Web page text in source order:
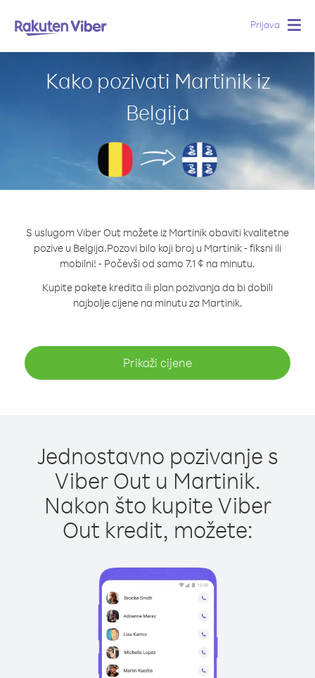
Prijava
Kako pozivati Martinik iz
Belgija
S uslugom Viber Out možete iz Martinik obaviti kvalitetne
pozive u Belgija.Pozovi bilo koji broj u Martinik - fiksni ili
mobilni! - Počevši od samo 7.1 ¢ na minutu.
Kupite pakete kredita ili plan pozivanja da bi dobili
najbolje cijene na minutu za Martinik.
Prikaži cijene
Jednostavno pozivanje s
Viber Out u Martinik.
Nakon što kupite Viber
Out kredit, možete: